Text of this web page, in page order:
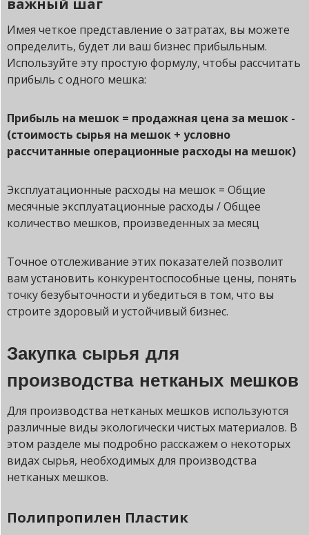
важный шаг
Имея четкое представление о затратах, вы можете
определить, будет ли ваш бизнес прибыльным.
Используйте эту простую формулу, чтобы рассчитать
прибыль с одного мешка:
Прибыль на мешок = продажная цена за мешок -
(стоимость сырья на мешок + условно
рассчитанные операционные расходы на мешок)
Эксплуатационные расходы на мешок = Общие
месячные эксплуатационные расходы / Общее
количество мешков, произведенных за месяц
Точное отслеживание этих показателей позволит
вам установить конкурентоспособные цены, понять
точку безубыточности и убедиться в том, что вы
строите здоровый и устойчивый бизнес.
Закупка сырья для
производства нетканых мешков
Для производства нетканых мешков используются
различные виды экологически чистых материалов. В
этом разделе мы подробно расскажем о некоторых
видах сырья, необходимых для производства
нетканых мешков.
Полипропилен Пластик